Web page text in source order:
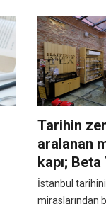
Tarihin
aralanan
kapı;
İstanbul
miraslarından